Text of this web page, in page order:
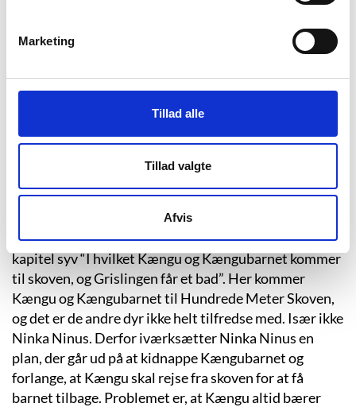
Marketing
Tillad alle
Tillad valgte
Afvis
Peter Plys, som tillægges menneskelige egenskaber,
mistænksomme, og de kan bestemt ikke afledes af en
et eksempel på børns fantastiske forestillingsevne, og
hvordan vi mennesker tænker verden ud fra os selv–
når man selv har intentioner, så må bierne da også
En rigtig god og opbyggelig historie finder man i
kapitel syv “I hvilket Kængu og Kængubarnet kommer
til skoven, og Grislingen får et bad”. Her kommer
Kængu og Kængubarnet til Hundrede Meter Skoven,
og det er de andre dyr ikke helt tilfredse med. Især ikke
Ninka Ninus. Derfor iværksætter Ninka Ninus en
plan, der går ud på at kidnappe Kængubarnet og
forlange, at Kængu skal rejse fra skoven for at få
barnet tilbage. Problemet er, at Kængu altid bærer